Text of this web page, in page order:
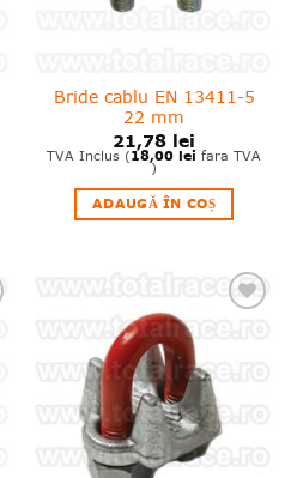
Bride cablu EN 13411-5
22 mm
21,78 lei
TVA Inclus (18,00 lei fara TVA
)
ADAUGĂ ÎN COȘ
wishlist!